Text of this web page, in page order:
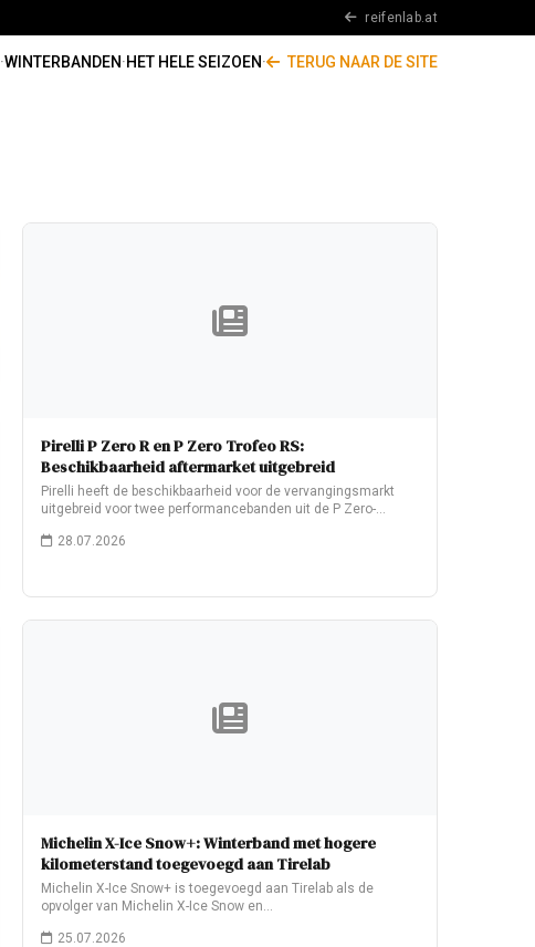
reifenlab.at
·WINTERBANDEN·HET HELE SEIZOEN· TERUG NAAR DE SITE
Pirelli P Zero R en P Zero Trofeo RS:
Beschikbaarheid aftermarket uitgebreid
Pirelli heeft de beschikbaarheid voor de vervangingsmarkt
uitgebreid voor twee performancebanden uit de P Zero-
28.07.2026
Michelin X-Ice Snow+: Winterband met hogere
kilometerstand toegevoegd aan Tirelab
Michelin X-Ice Snow+ is toegevoegd aan Tirelab als de
opvolger van Michelin X-Ice Snow en…
25.07.2026